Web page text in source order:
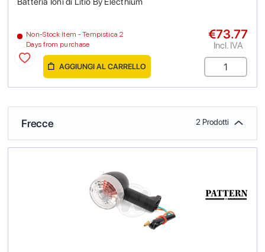
Non-Stock Item - Tempistica 2
Days from purchase
€73.77
Incl. IVA
AGGIUNGI AL CARRELLO
Frecce 2 Prodotti